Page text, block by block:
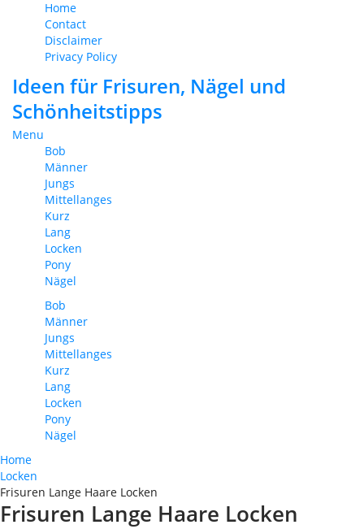
Home
Contact
Disclaimer
Privacy Policy
Ideen für Frisuren, Nägel und
Schönheitstipps
Menu
Bob
Männer
Jungs
Mittellanges
Kurz
Lang
Locken
Pony
Nägel
Bob
Männer
Jungs
Mittellanges
Kurz
Lang
Locken
Pony
Nägel
Home
Locken
Frisuren Lange Haare Locken
Frisuren Lange Haare Locken